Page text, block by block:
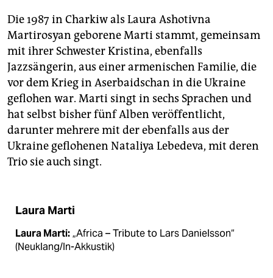
Die 1987 in Charkiw als Laura Ashotivna
Martirosyan geborene Marti stammt, gemeinsam
mit ihrer Schwester Kristina, ebenfalls
Jazzsängerin, aus einer armenischen Familie, die
vor dem Krieg in Aserbaidschan in die Ukraine
geflohen war. Marti singt in sechs Sprachen und
hat selbst bisher fünf Alben veröffentlicht,
darunter mehrere mit der ebenfalls aus der
Ukraine geflohenen Nataliya Lebedeva, mit deren
Trio sie auch singt.
Laura Marti
Laura Marti:„Africa – Tribute to Lars Danielsson“
(Neuklang/In-Akkustik)